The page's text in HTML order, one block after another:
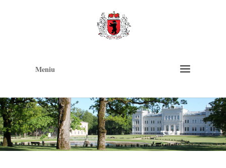
Meniu